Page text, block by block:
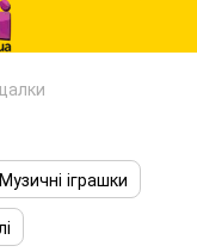
Музичні іграшки